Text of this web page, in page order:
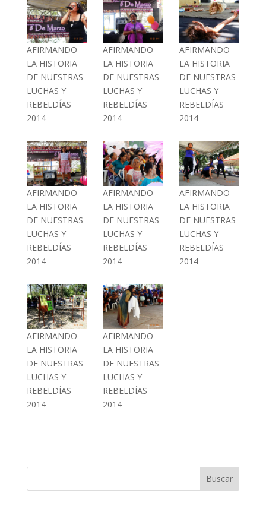
AFIRMANDO
LA HISTORIA
DE NUESTRAS
LUCHAS Y
REBELDÍAS
2014
AFIRMANDO
LA HISTORIA
DE NUESTRAS
LUCHAS Y
REBELDÍAS
2014
AFIRMANDO
LA HISTORIA
DE NUESTRAS
LUCHAS Y
REBELDÍAS
2014
AFIRMANDO
LA HISTORIA
DE NUESTRAS
LUCHAS Y
REBELDÍAS
2014
AFIRMANDO
LA HISTORIA
DE NUESTRAS
LUCHAS Y
REBELDÍAS
2014
AFIRMANDO
LA HISTORIA
DE NUESTRAS
LUCHAS Y
REBELDÍAS
2014
AFIRMANDO
LA HISTORIA
DE NUESTRAS
LUCHAS Y
REBELDÍAS
2014
AFIRMANDO
LA HISTORIA
DE NUESTRAS
LUCHAS Y
REBELDÍAS
2014